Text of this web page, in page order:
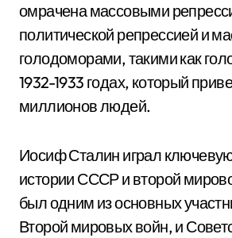
омрачена массовыми
политической репрессией и
голодоморами, такими как
1932-1933 годах, который
миллионов людей.
Иосиф Сталин играл
истории СССР и второй
был одним из основных
Второй мировых войн, и